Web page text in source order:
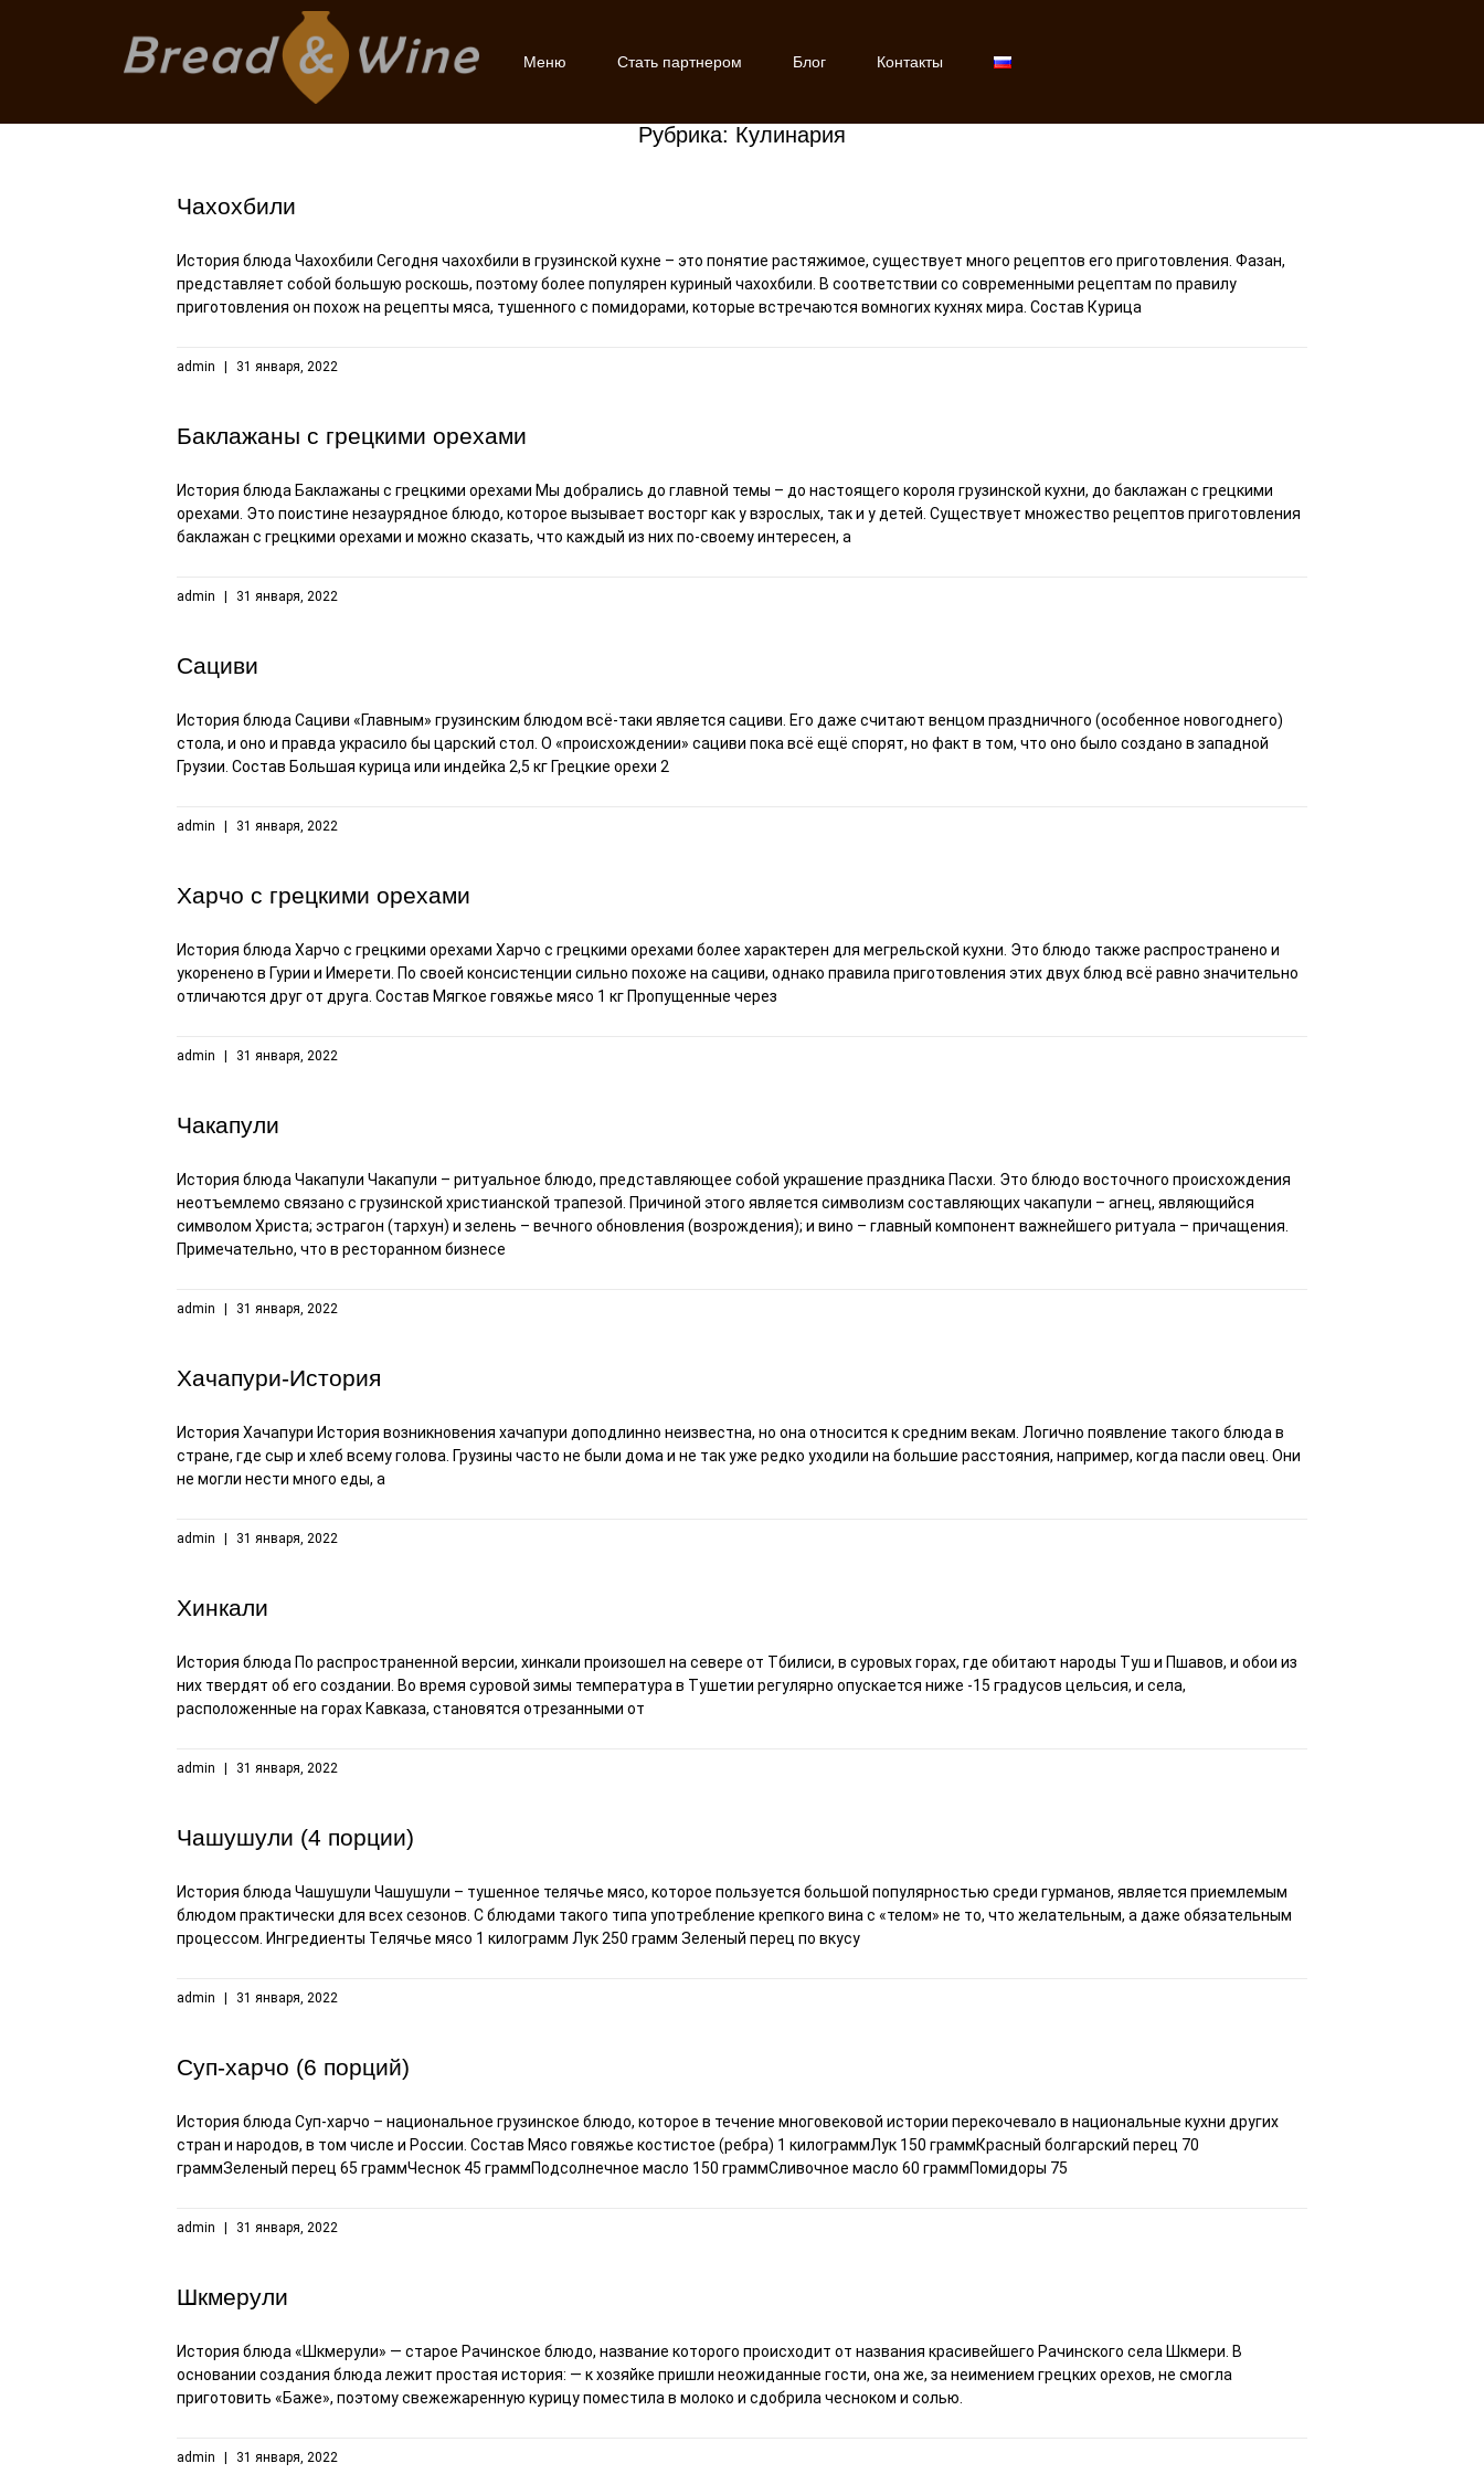
Меню Стать партнером Блог Контакты
Рубрика: Кулинария
Чахохбили
История блюда Чахохбили Сегодня чахохбили в грузинской кухне – это понятие растяжимое, существует много рецептов его приготовления. Фазан,
представляет собой большую роскошь, поэтому более популярен куриный чахохбили. В соответствии со современными рецептам по правилу
приготовления он похож на рецепты мяса, тушенного с помидорами, которые встречаются вомногих кухнях мира. Состав Курица
admin 31 января, 2022
Баклажаны с грецкими орехами
История блюда Баклажаны с грецкими орехами Мы добрались до главной темы – до настоящего короля грузинской кухни, до баклажан с грецкими
орехами. Это поистине незаурядное блюдо, которое вызывает восторг как у взрослых, так и у детей. Существует множество рецептов приготовления
баклажан с грецкими орехами и можно сказать, что каждый из них по-своему интересен, а
admin 31 января, 2022
Сациви
История блюда Сациви «Главным» грузинским блюдом всё-таки является сациви. Его даже считают венцом праздничного (особенное новогоднего)
стола, и оно и правда украсило бы царский стол. О «происхождении» сациви пока всё ещё спорят, но факт в том, что оно было создано в западной
Грузии. Состав Большая курица или индейка 2,5 кг Грецкие орехи 2
admin 31 января, 2022
Харчо с грецкими орехами
История блюда Харчо с грецкими орехами Харчо с грецкими орехами более характерен для мегрельской кухни. Это блюдо также распространено и
укоренено в Гурии и Имерети. По своей консистенции сильно похоже на сациви, однако правила приготовления этих двух блюд всё равно значительно
отличаются друг от друга. Состав Мягкое говяжье мясо 1 кг Пропущенные через
admin 31 января, 2022
Чакапули
История блюда Чакапули Чакапули – ритуальное блюдо, представляющее собой украшение праздника Пасхи. Это блюдо восточного происхождения
неотъемлемо связано с грузинской христианской трапезой. Причиной этого является символизм составляющих чакапули – агнец, являющийся
символом Христа; эстрагон (тархун) и зелень – вечного обновления (возрождения); и вино – главный компонент важнейшего ритуала – причащения.
Примечательно, что в ресторанном бизнесе
admin 31 января, 2022
Хачапури-История
История Хачапури История возникновения хачапури доподлинно неизвестна, но она относится к средним векам. Логично появление такого блюда в
стране, где сыр и хлеб всему голова. Грузины часто не были дома и не так уже редко уходили на большие расстояния, например, когда пасли овец. Они
не могли нести много еды, а
admin 31 января, 2022
Хинкали
История блюда По распространенной версии, хинкали произошел на севере от Тбилиси, в суровых горах, где обитают народы Туш и Пшавов, и обои из
них твердят об его создании. Во время суровой зимы температура в Тушетии регулярно опускается ниже -15 градусов цельсия, и села,
расположенные на горах Кавказа, становятся отрезанными от
admin 31 января, 2022
Чашушули (4 порции)
История блюда Чашушули Чашушули – тушенное телячье мясо, которое пользуется большой популярностью среди гурманов, является приемлемым
блюдом практически для всех сезонов. С блюдами такого типа употребление крепкого вина с «телом» не то, что желательным, а даже обязательным
процессом. Ингредиенты Телячье мясо 1 килограмм Лук 250 грамм Зеленый перец по вкусу
admin 31 января, 2022
Суп-харчо (6 порций)
История блюда Суп-харчо – национальное грузинское блюдо, которое в течение многовековой истории перекочевало в национальные кухни других
стран и народов, в том числе и России. Состав Мясо говяжье костистое (ребра) 1 килограммЛук 150 граммКрасный болгарский перец 70
граммЗеленый перец 65 граммЧеснок 45 граммПодсолнечное масло 150 граммСливочное масло 60 граммПомидоры 75
admin 31 января, 2022
Шкмерули
История блюда «Шкмерули» — старое Рачинское блюдо, название которого происходит от названия красивейшего Рачинского села Шкмери. В
основании создания блюда лежит простая история: — к хозяйке пришли неожиданные гости, она же, за неимением грецких орехов, не смогла
приготовить «Баже», поэтому свежежаренную курицу поместила в молоко и сдобрила чесноком и солью.
admin 31 января, 2022